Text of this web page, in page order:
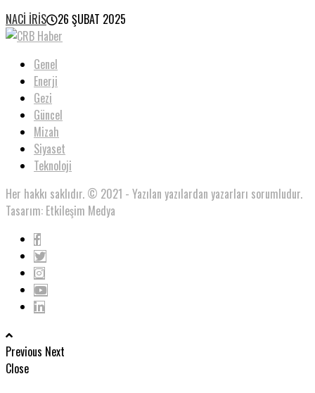
NACI İRIS 26 ŞUBAT 2025
Genel
Enerji
Gezi
Güncel
Mizah
Siyaset
Teknoloji
Her hakkı saklıdır. © 2021 - Yazılan yazılardan yazarları sorumludur.
Tasarım: Etkileşim Medya
Previous Next
Close